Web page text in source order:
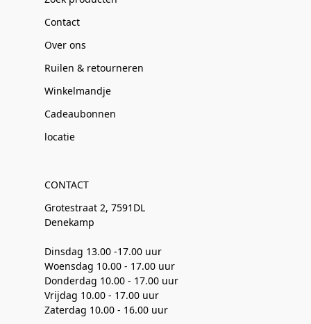
Contact
Over ons
Ruilen & retourneren
Winkelmandje
Cadeaubonnen
locatie
CONTACT
Grotestraat 2, 7591DL
Denekamp
Dinsdag 13.00 -17.00 uur
Woensdag 10.00 - 17.00 uur
Donderdag 10.00 - 17.00 uur
Vrijdag 10.00 - 17.00 uur
Zaterdag 10.00 - 16.00 uur